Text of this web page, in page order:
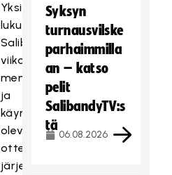
Yksi
lukuisista
Salibandyliiton
viikonlopputurnauksista
menossa
ja
käynnissä
oleva
ottelu
järjestyksessään
Syksyn
turnausvilske
parhaimmilla
an – katso
pelit
SalibandyTV:s
tä
06.08.2026